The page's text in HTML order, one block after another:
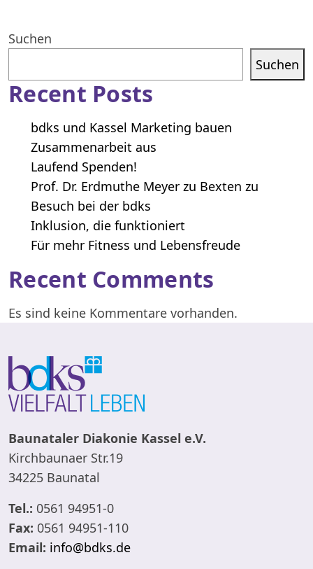
Suchen
Suchen
Recent Posts
bdks und Kassel Marketing bauen
Zusammenarbeit aus
Laufend Spenden!
Prof. Dr. Erdmuthe Meyer zu Bexten zu
Besuch bei der bdks
Inklusion, die funktioniert
Für mehr Fitness und Lebensfreude
Recent Comments
Es sind keine Kommentare vorhanden.
Baunataler Diakonie Kassel e.V.
Kirchbaunaer Str.19
34225 Baunatal
Tel.: 0561 94951-0
Fax: 0561 94951-110
Email: info@bdks.de